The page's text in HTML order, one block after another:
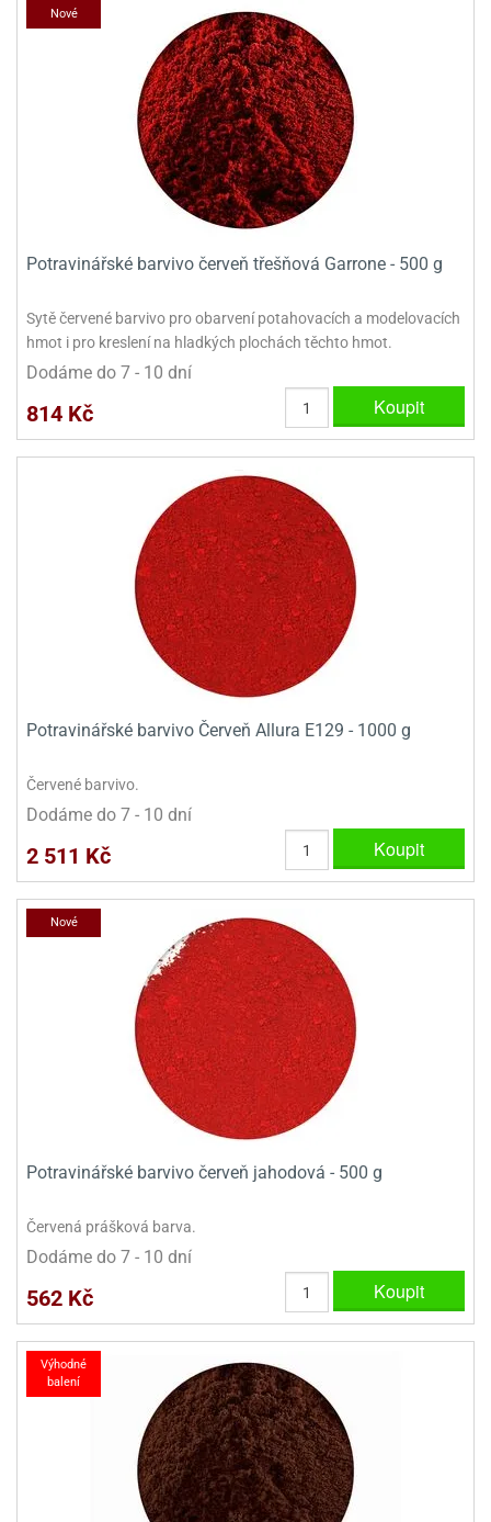
Potravinářské barvivo červeň třešňová Garrone - 500 g
Sytě červené barvivo pro obarvení potahovacích a modelovacích
hmot i pro kreslení na hladkých plochách těchto hmot.
Dodáme do 7 - 10 dní
814 Kč Koupit
Nové
Potravinářské barvivo Červeň Allura E129 - 1000 g
Červené barvivo.
Dodáme do 7 - 10 dní
2 511 Kč Koupit
Potravinářské barvivo červeň jahodová - 500 g
Červená prášková barva.
Dodáme do 7 - 10 dní
562 Kč Koupit
Nové
Výhodné
balení